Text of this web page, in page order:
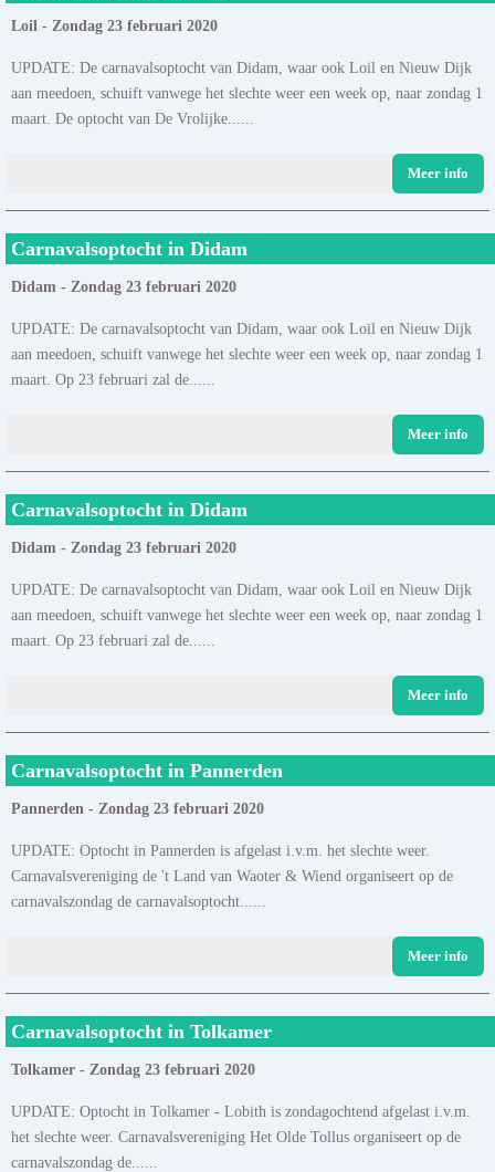
Loil - Zondag 23 februari 2020
UPDATE: De carnavalsoptocht van Didam, waar ook Loil en Nieuw Dijk
aan meedoen, schuift vanwege het slechte weer een week op, naar zondag 1
maart. De optocht van De Vrolijke......
Meer info
Carnavalsoptocht in Didam
Didam - Zondag 23 februari 2020
UPDATE: De carnavalsoptocht van Didam, waar ook Loil en Nieuw Dijk
aan meedoen, schuift vanwege het slechte weer een week op, naar zondag 1
maart. Op 23 februari zal de......
Meer info
Carnavalsoptocht in Didam
Didam - Zondag 23 februari 2020
UPDATE: De carnavalsoptocht van Didam, waar ook Loil en Nieuw Dijk
aan meedoen, schuift vanwege het slechte weer een week op, naar zondag 1
maart. Op 23 februari zal de......
Meer info
Carnavalsoptocht in Pannerden
Pannerden - Zondag 23 februari 2020
UPDATE: Optocht in Pannerden is afgelast i.v.m. het slechte weer.
Carnavalsvereniging de 't Land van Waoter & Wiend organiseert op de
carnavalszondag de carnavalsoptocht......
Meer info
Carnavalsoptocht in Tolkamer
Tolkamer - Zondag 23 februari 2020
UPDATE: Optocht in Tolkamer - Lobith is zondagochtend afgelast i.v.m.
het slechte weer. Carnavalsvereniging Het Olde Tollus organiseert op de
carnavalszondag de......